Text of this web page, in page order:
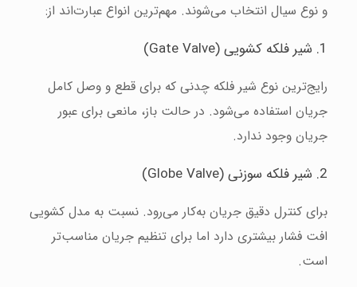
و نوع سیال انتخاب می‌شوند. مهم‌ترین انواع عبارت‌اند از:
1. شیر فلکه کشویی (Gate Valve)
رایج‌ترین نوع شیر فلکه چدنی که برای قطع و وصل کامل
جریان استفاده می‌شود. در حالت باز، مانعی برای عبور
جریان وجود ندارد.
2. شیر فلکه سوزنی (Globe Valve)
برای کنترل دقیق جریان به‌کار می‌رود. نسبت به مدل کشویی
افت فشار بیشتری دارد اما برای تنظیم جریان مناسب‌تر
است.